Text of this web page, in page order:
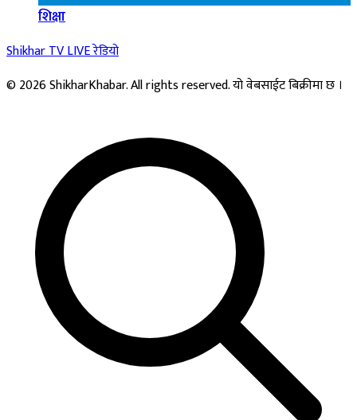
शिक्षा
Shikhar TVLIVEरेडियो
© 2026 ShikharKhabar. All rights reserved. यो वेबसाईट बिक्रीमा छ ।